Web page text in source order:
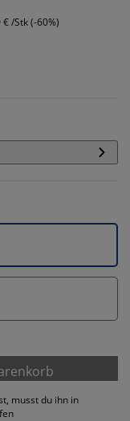
€ /Stk (-60%)
musst du ihn in